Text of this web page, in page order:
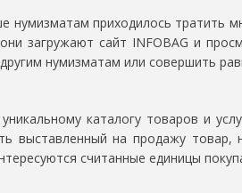
нумизматам приходилось тратить
загружают сайт INFOBAG и
нумизматам или совершить
уникальному каталогу товаров и
выставленный на продажу
считанные единицы